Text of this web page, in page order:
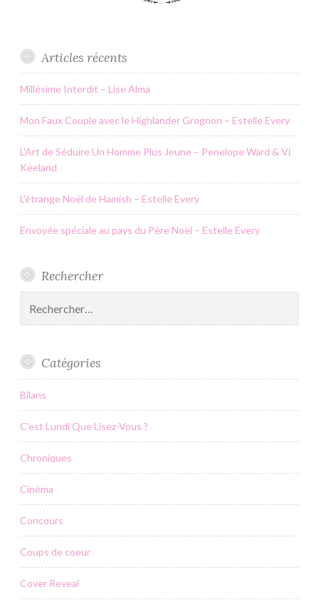
Articles récents
Millésime Interdit – Lise Alma
Mon Faux Couple avec le Highlander Grognon – Estelle Every
L’Art de Séduire Un Homme Plus Jeune – Penelope Ward & Vi
Keeland
L’étrange Noël de Hamish – Estelle Every
Envoyée spéciale au pays du Père Noël – Estelle Every
Rechercher
Catégories
Bilans
C'est Lundi Que Lisez-Vous ?
Chroniques
Cinéma
Concours
Coups de coeur
Cover Reveal